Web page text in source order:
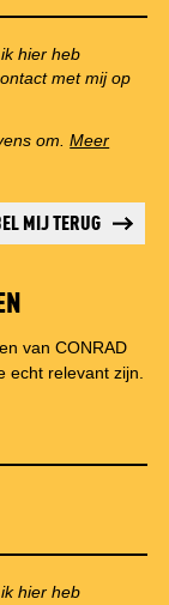
hier heb
met mij op
om.Meer
MIJ TERUG
van CONRAD
echt relevant zijn.
hier heb